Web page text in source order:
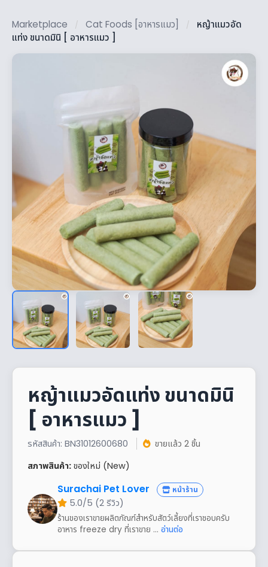
Marketplace / Cat Foods [อาหารแมว] /
หญ้าแมวอัด
แท่ง ขนาดมินิ [ อาหารแมว ]
หญ้าแมวอัดแท่ง ขนาดมินิ
[ อาหารแมว ]
รหัสสินค้า: BN31012600680
ขายแล้ว 2 ชิ้น
สภาพสินค้า: ของใหม่ (New)
Surachai Pet Lover หน้าร้าน
5.0/5 (2 รีวิว)
ร้านของเราขายผลิตภัณฑ์สำหรับสัตว์เลี้ยงที่เราชอบครับ
อาหาร freeze dry ที่เราขาย ... อ่านต่อ